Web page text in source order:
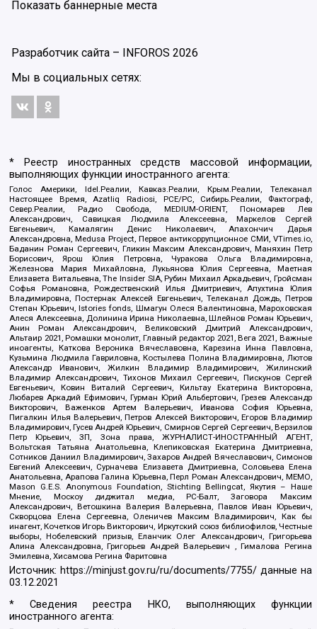
Показать баннерные места
Разработчик сайта – INFOROS 2026
Мы в социальных сетях:
* Реестр иностранных средств массовой информации,
выполняющих функции иностранного агента:
Голос Америки, Idel.Реалии, Кавказ.Реалии, Крым.Реалии, Телеканал
Настоящее Время, Azatliq Radiosi, PCE/PC, Сибирь.Реалии, Фактограф,
Север.Реалии, Радио Свобода, MEDIUM-ORIENT, Пономарев Лев
Александрович, Савицкая Людмила Алексеевна, Маркелов Сергей
Евгеньевич, Камалягин Денис Николаевич, Апахончич Дарья
Александровна, Medusa Project, Первое антикоррупционное СМИ, VTimes.io,
Баданин Роман Сергеевич, Гликин Максим Александрович, Маняхин Петр
Борисович, Ярош Юлия Петровна, Чуракова Ольга Владимировна,
Железнова Мария Михайловна, Лукьянова Юлия Сергеевна, Маетная
Елизавета Витальевна, The Insider SIA, Рубин Михаил Аркадьевич, Гройсман
Софья Романовна, Рождественский Илья Дмитриевич, Апухтина Юлия
Владимировна, Постернак Алексей Евгеньевич, Телеканал Дождь, Петров
Степан Юрьевич, Istories fonds, Шмагун Олеся Валентиновна, Мароховская
Алеся Алексеевна, Долинина Ирина Николаевна, Шлейнов Роман Юрьевич,
Анин Роман Александрович, Великовский Дмитрий Александрович,
Альтаир 2021, Ромашки монолит, Главный редактор 2021, Вега 2021, Важные
иноагенты, Каткова Вероника Вячеславовна, Карезина Инна Павловна,
Кузьмина Людмила Гавриловна, Костылева Полина Владимировна, Лютов
Александр Иванович, Жилкин Владимир Владимирович, Жилинский
Владимир Александрович, Тихонов Михаил Сергеевич, Пискунов Сергей
Евгеньевич, Ковин Виталий Сергеевич, Кильтау Екатерина Викторовна,
Любарев Аркадий Ефимович, Гурман Юрий Альбертович, Грезев Александр
Викторович, Важенков Артем Валерьевич, Иванова София Юрьевна,
Пигалкин Илья Валерьевич, Петров Алексей Викторович, Егоров Владимир
Владимирович, Гусев Андрей Юрьевич, Смирнов Сергей Сергеевич, Верзилов
Петр Юрьевич, ЗП, Зона права, ЖУРНАЛИСТ-ИНОСТРАННЫЙ АГЕНТ,
Вольтская Татьяна Анатольевна, Клепиковская Екатерина Дмитриевна,
Сотников Даниил Владимирович, Захаров Андрей Вячеславович, Симонов
Евгений Алексеевич, Сурначева Елизавета Дмитриевна, Соловьева Елена
Анатольевна, Арапова Галина Юрьевна, Перл Роман Александрович, МЕМО,
Mason G.E.S. Anonymous Foundation, Stichting Bellingcat, Якутия – Наше
Мнение, Москоу диджитал медиа, РС-Балт, Заговора Максим
Александрович, Ветошкина Валерия Валерьевна, Павлов Иван Юрьевич,
Скворцова Елена Сергеевна, Оленичев Максим Владимирович, Как бы
инагент, Кочетков Игорь Викторович, Иркутский союз библиофилов, Честные
выборы, Нобелевский призыв, Еланчик Олег Александрович, Григорьева
Алина Александровна, Григорьев Андрей Валерьевич , Гималова Регина
Эмилевна, Хисамова Регина Фаритовна
Источник: https://minjust.gov.ru/ru/documents/7755/ данные на
03.12.2021
* Сведения реестра НКО, выполняющих функции
иностранного агента: